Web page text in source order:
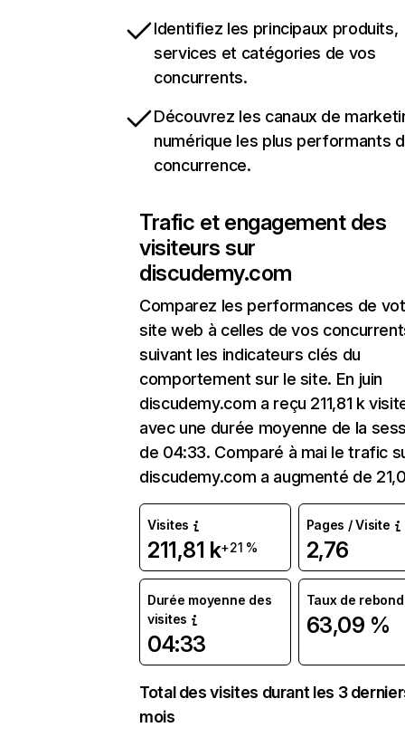
Identifiez les principaux produits,
services et catégories de vos
concurrents.
Découvrez les canaux de
numérique les plus performants
concurrence.
Trafic et engagement des
visiteurs sur
discudemy.com
Comparez les performances de
site web à celles de vos
suivant les indicateurs clés du
comportement sur le site. En juin
discudemy.com a reçu 211,81 k
avec une durée moyenne de la
de 04:33. Comparé à mai le trafic
discudemy.com a augmenté de
Visites
211,81 k+21 %
Pages / Visite
2,76
Durée moyenne des
visites
04:33
Taux de rebond
63,09 %
Total des visites durant les 3
mois